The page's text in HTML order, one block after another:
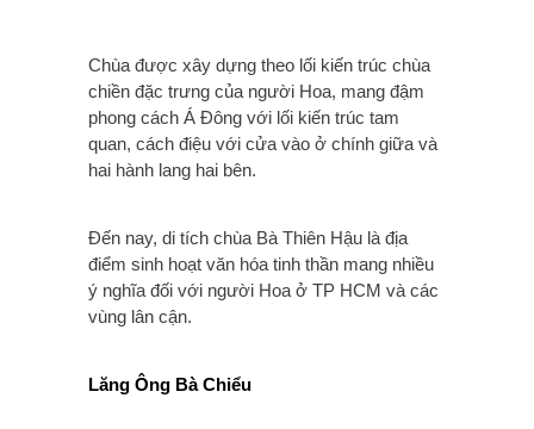
Chùa được xây dựng theo lối kiến trúc chùa
chiền đặc trưng của người Hoa, mang đậm
phong cách Á Đông với lối kiến trúc tam
quan, cách điệu với cửa vào ở chính giữa và
hai hành lang hai bên.
Đến nay, di tích chùa Bà Thiên Hậu là địa
điểm sinh hoạt văn hóa tinh thần mang nhiều
ý nghĩa đối với người Hoa ở TP HCM và các
vùng lân cận.
Lăng Ông Bà Chiểu